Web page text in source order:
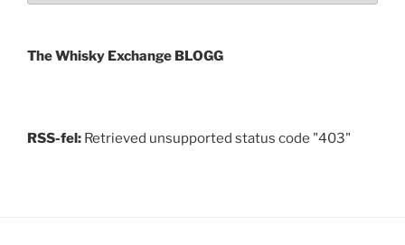
The Whisky Exchange BLOGG
RSS-fel: Retrieved unsupported status code "403"